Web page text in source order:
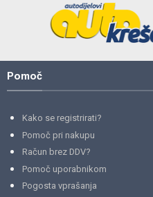
Pomoč
Kako se registrirati?
Pomoč pri nakupu
Račun brez DDV?
Pomoč uporabnikom
Pogosta vprašanja